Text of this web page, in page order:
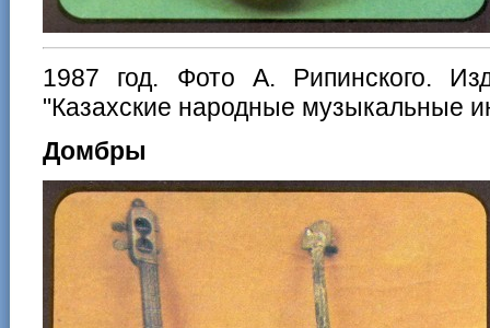
1987 год. Фото А. Рипинского.
"Казахские народные музыкальные
Домбры